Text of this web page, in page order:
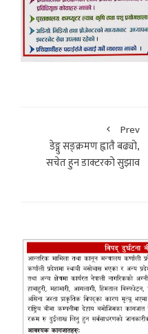
Prev
डेङ्गु सङ्क्रमण ह्वातै बढ्यो,
सचेत हुन डाक्टरको सुझाव